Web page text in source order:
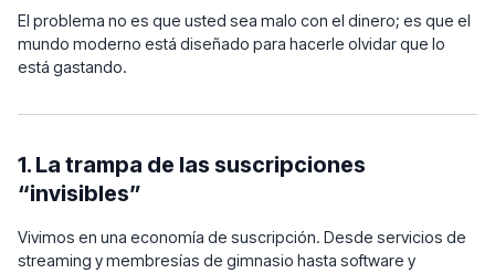
El problema no es que usted sea malo con el dinero; es que el
mundo moderno está diseñado para hacerle olvidar que lo
está gastando.
1. La trampa de las suscripciones
“invisibles”
Vivimos en una economía de suscripción. Desde servicios de
streaming y membresías de gimnasio hasta software y